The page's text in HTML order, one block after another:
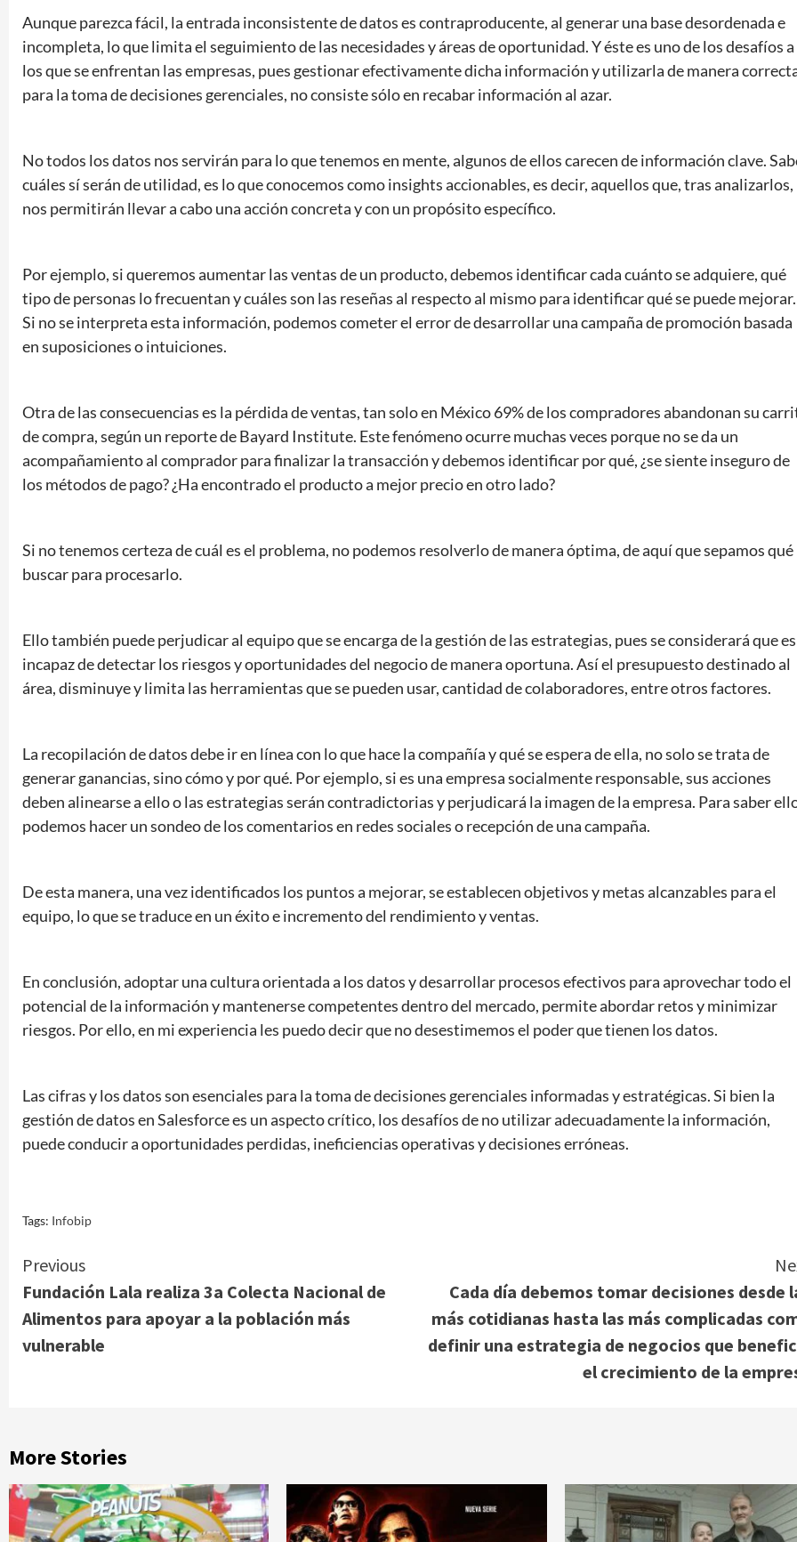
Aunque parezca fácil, la entrada inconsistente de datos es contraproducente, al generar una base desordenada e
incompleta, lo que limita el seguimiento de las necesidades y áreas de oportunidad. Y éste es uno de los desafíos a
los que se enfrentan las empresas, pues gestionar efectivamente dicha información y utilizarla de manera
para la toma de decisiones gerenciales, no consiste sólo en recabar información al azar.
No todos los datos nos servirán para lo que tenemos en mente, algunos de ellos carecen de información clave.
cuáles sí serán de utilidad, es lo que conocemos como insights accionables, es decir, aquellos que, tras analizarlos,
nos permitirán llevar a cabo una acción concreta y con un propósito específico.
Por ejemplo, si queremos aumentar las ventas de un producto, debemos identificar cada cuánto se adquiere, qué
tipo de personas lo frecuentan y cuáles son las reseñas al respecto al mismo para identificar qué se puede mejorar.
Si no se interpreta esta información, podemos cometer el error de desarrollar una campaña de promoción basada
en suposiciones o intuiciones.
Otra de las consecuencias es la pérdida de ventas, tan solo en México 69% de los compradores abandonan su
de compra, según un reporte de Bayard Institute. Este fenómeno ocurre muchas veces porque no se da un
acompañamiento al comprador para finalizar la transacción y debemos identificar por qué, ¿se siente inseguro de
los métodos de pago? ¿Ha encontrado el producto a mejor precio en otro lado?
Si no tenemos certeza de cuál es el problema, no podemos resolverlo de manera óptima, de aquí que sepamos qué
buscar para procesarlo.
Ello también puede perjudicar al equipo que se encarga de la gestión de las estrategias, pues se considerará que es
incapaz de detectar los riesgos y oportunidades del negocio de manera oportuna. Así el presupuesto destinado al
área, disminuye y limita las herramientas que se pueden usar, cantidad de colaboradores, entre otros factores.
La recopilación de datos debe ir en línea con lo que hace la compañía y qué se espera de ella, no solo se trata de
generar ganancias, sino cómo y por qué. Por ejemplo, si es una empresa socialmente responsable, sus acciones
deben alinearse a ello o las estrategias serán contradictorias y perjudicará la imagen de la empresa. Para saber
podemos hacer un sondeo de los comentarios en redes sociales o recepción de una campaña.
De esta manera, una vez identificados los puntos a mejorar, se establecen objetivos y metas alcanzables para el
equipo, lo que se traduce en un éxito e incremento del rendimiento y ventas.
En conclusión, adoptar una cultura orientada a los datos y desarrollar procesos efectivos para aprovechar todo el
potencial de la información y mantenerse competentes dentro del mercado, permite abordar retos y minimizar
riesgos. Por ello, en mi experiencia les puedo decir que no desestimemos el poder que tienen los datos.
Las cifras y los datos son esenciales para la toma de decisiones gerenciales informadas y estratégicas. Si bien la
gestión de datos en Salesforce es un aspecto crítico, los desafíos de no utilizar adecuadamente la información,
puede conducir a oportunidades perdidas, ineficiencias operativas y decisiones erróneas.
Tags: Infobip
Continue
Reading
Previous
Fundación Lala realiza 3a Colecta Nacional de
Alimentos para apoyar a la población más
vulnerable
Cada día debemos tomar decisiones desde
más cotidianas hasta las más complicadas
definir una estrategia de negocios que
el crecimiento de la
More Stories